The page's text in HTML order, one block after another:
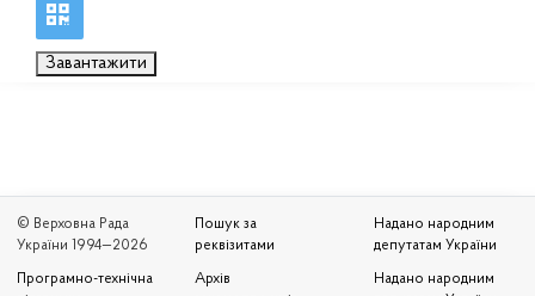
Завантажити
© Верховна Рада
України 1994—2026
Програмно-технічна
Пошук за
реквізитами
Архів
Надано народним
депутатам України
Надано народним